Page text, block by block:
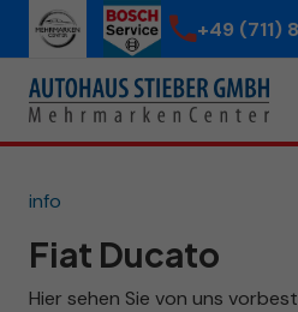
+49 (711)
info
Fiat Ducato
Hier sehen Sie von uns